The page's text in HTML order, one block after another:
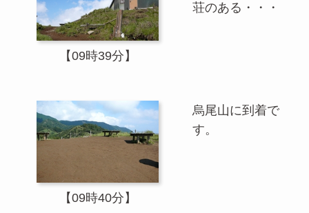
【09時39分】
荘のある・・・
【09時40分】
烏尾山に到着で
す。